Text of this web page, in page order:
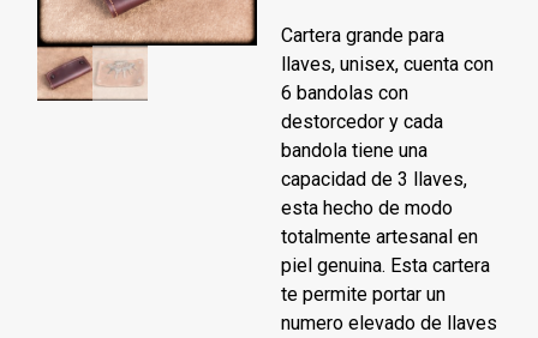
Cartera grande para
llaves, unisex, cuenta con
6 bandolas con
destorcedor y cada
bandola tiene una
capacidad de 3 llaves,
esta hecho de modo
totalmente artesanal en
piel genuina. Esta cartera
te permite portar un
numero elevado de llaves